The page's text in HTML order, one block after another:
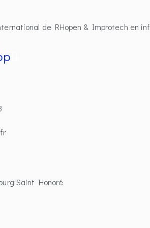
de RHopen & Improtech en
Saint Honoré